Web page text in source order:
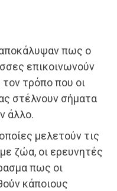
αποκάλυψαν πως ο
επικοινωνούν
τον τρόπο που οι
στέλνουν σήματα
άλλο.
μελετούν τις
ζώα, οι ερευνητές
πως οι
κάποιους